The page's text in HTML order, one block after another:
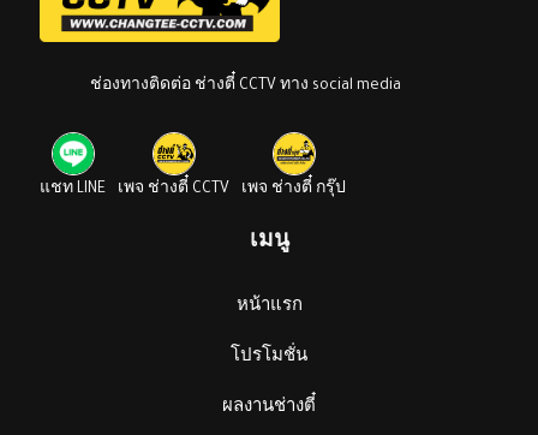
ช่องทางติดต่อ ช่างตี๋ CCTV ทาง social media
แชท LINE เพจ ช่างตี๋ CCTV เพจ ช่างตี๋ กรุ๊ป
เมนู
หน้าแรก
โปรโมชั่น
ผลงานช่างตี๋